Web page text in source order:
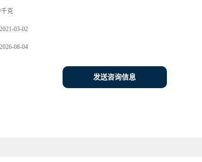
千克
2021-03-02
2026-08-04
发送咨询信息